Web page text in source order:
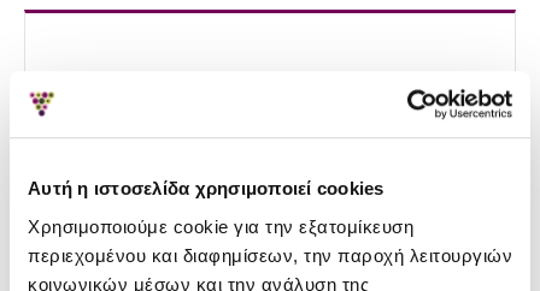
Αυτή η ιστοσελίδα χρησιμοποιεί cookies
Χρησιμοποιούμε cookie για την εξατομίκευση
περιεχομένου και διαφημίσεων, την παροχή λειτουργιών
κοινωνικών μέσων και την ανάλυση της
Champagnes